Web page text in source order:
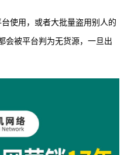
台使用，或者大批量盗用别人的
会被平台判为无货源，一旦出